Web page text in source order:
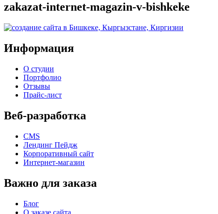
zakazat-internet-magazin-v-bishkeke
Информация
О студии
Портфолио
Отзывы
Прайс-лист
Веб-разработка
CMS
Лендинг Пейдж
Корпоративный сайт
Интернет-магазин
Важно для заказа
Блог
О заказе сайта